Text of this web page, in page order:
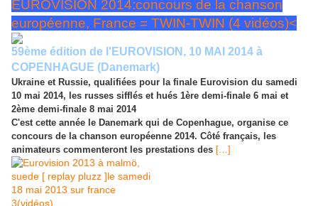
EUROVISION 2014:concours de la chanson
européenne, France = TWIN-TWIN (4 vidéos)<
59ème édition de l'EUROVISION, 10 MAI 2014 à
COPENHAGUE (Danemark)
Ukraine et Russie, qualifiées pour la finale Eurovision du samedi
10 mai 2014, les russes sifflés et hués 1ère demi-finale 6 mai et
2ème demi-finale 8 mai 2014
C'est cette année le Danemark qui de Copenhague, organise ce
concours de la chanson européenne 2014. Côté français, les
animateurs commenteront les prestations des […]